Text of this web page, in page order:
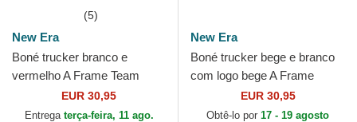
(5)
New Era
Boné trucker branco e
vermelho A Frame Team
Colour da Chicago Bulls NBA
da New Era
EUR 30,95
Entrega terça-feira, 11 ago.
New Era
Boné trucker bege e branco
com logo bege A Frame
League Essential da Los
Angeles Dodgers MLB da...
EUR 30,95
Obtê-lo por 17 - 19 agosto